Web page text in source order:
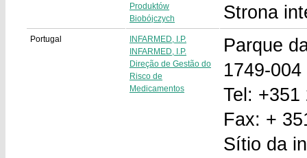
Produktów
Biobójczych
Strona
Portugal
INFARMED, I.P.
INFARMED, I.P.
Direção de Gestão do
Risco de
Medicamentos
Parque
1749-
Tel: +351
Fax: +
Sítio da